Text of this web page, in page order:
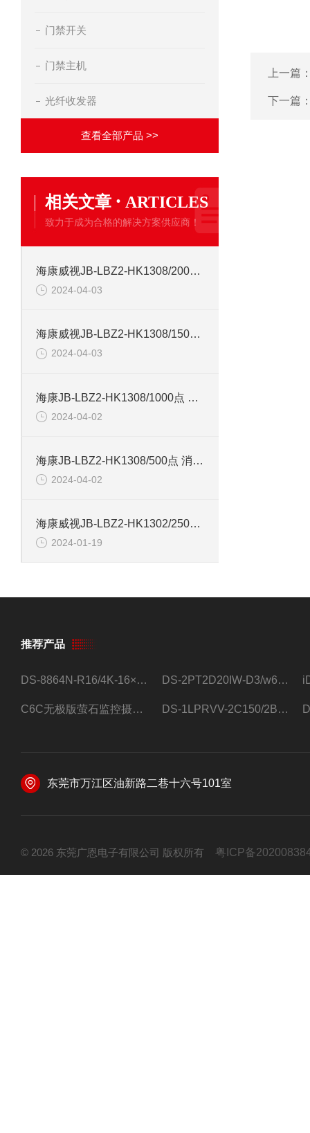
门禁开关
门禁主机
光纤收发器
查看全部产品 >>
相关文章 · ARTICLES
致力于成为合格的解决方案供应商！
海康威视JB-LBZ2-HK1308/2000点 火灾消防报警控制器
2024-04-03
海康威视JB-LBZ2-HK1308/1500点 火灾报警控制器
2024-04-03
海康JB-LBZ2-HK1308/1000点 火灾报警控制器
2024-04-02
海康JB-LBZ2-HK1308/500点 消防联动控制器
2024-04-02
海康威视JB-LBZ2-HK1302/250点 火灾报警控制器
2024-01-19
上一篇
下一篇
推荐产品
DS-8864N-R16/4K-16×4T/希捷16盘位录像机 DS-2PT2D20IW-D3/w64路高清硬盘录像机
C6C无极版萤石监控摄像头 DS-1LPRVV-2C150/2B监控室外夜视高清电源线护套线200米/卷
东莞市万江区油新路二巷十六号101室
© 2026 东莞广恩电子有限公司 版权所有 粤ICP备